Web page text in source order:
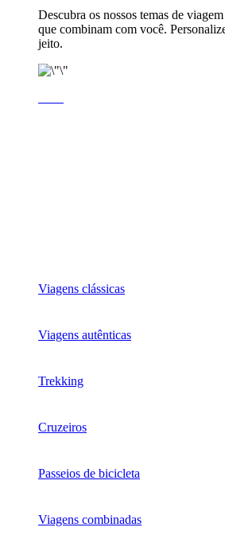
Descubra os nossos temas de
que combinam com você.
jeito.
Viagens clássicas
Viagens autênticas
Trekking
Cruzeiros
Passeios de bicicleta
Viagens combinadas